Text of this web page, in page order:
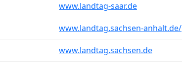
www.landtag-saar.de
www.landtag.sachsen-anhalt.de/
www.landtag.sachsen.de